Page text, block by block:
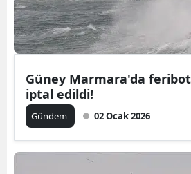
Güney Marmara'da
iptal edildi!
Gündem 02 Ocak 2026